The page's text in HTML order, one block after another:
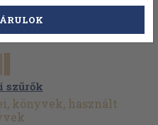
szűrők
könyvek, használt